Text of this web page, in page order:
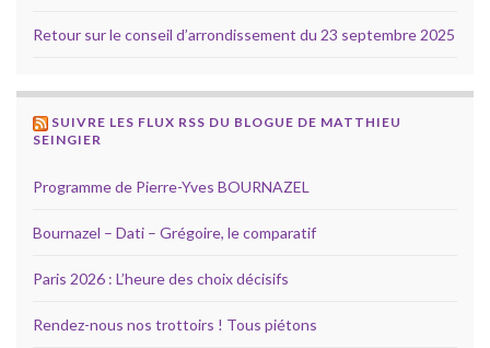
Retour sur le conseil d’arrondissement du 23 septembre 2025
SUIVRE LES FLUX RSS DU BLOGUE DE MATTHIEU
SEINGIER
Programme de Pierre-Yves BOURNAZEL
Bournazel – Dati – Grégoire, le comparatif
Paris 2026 : L’heure des choix décisifs
Rendez-nous nos trottoirs ! Tous piétons